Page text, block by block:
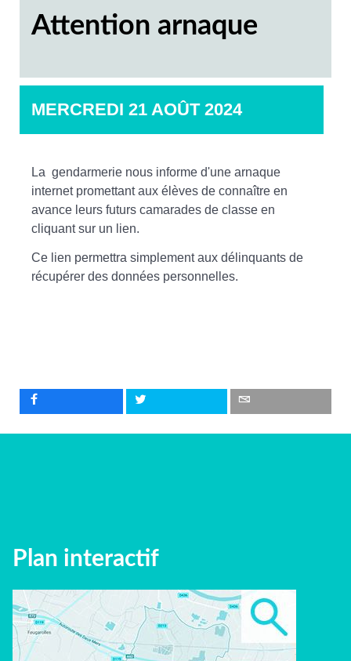
Attention arnaque
MERCREDI 21 AOÛT 2024
La gendarmerie nous informe d'une arnaque
internet promettant aux élèves de connaître en
avance leurs futurs camarades de classe en
cliquant sur un lien.
Ce lien permettra simplement aux délinquants de
récupérer des données personnelles.
Plan interactif